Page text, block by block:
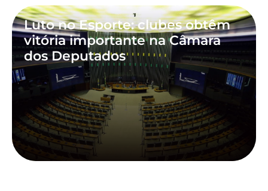
Luto no Esporte: clubes obtêm
vitória importante na Câmara
dos Deputados